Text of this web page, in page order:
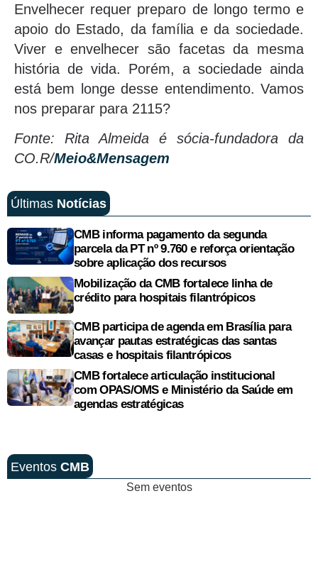
Envelhecer requer preparo de longo termo e
apoio do Estado, da família e da sociedade.
Viver e envelhecer são facetas da mesma
história de vida. Porém, a sociedade ainda
está bem longe desse entendimento. Vamos
nos preparar para 2115?
Fonte: Rita Almeida é sócia-fundadora da
CO.R/Meio&Mensagem
Últimas Notícias
CMB informa pagamento da segunda
parcela da PT nº 9.760 e reforça orientação
sobre aplicação dos recursos
Mobilização da CMB fortalece linha de
crédito para hospitais filantrópicos
CMB participa de agenda em Brasília para
avançar pautas estratégicas das santas
casas e hospitais filantrópicos
CMB fortalece articulação institucional
com OPAS/OMS e Ministério da Saúde em
agendas estratégicas
Eventos CMB
Sem eventos